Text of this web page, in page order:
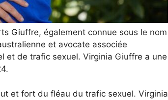
Giuffre, également connue sous le nom
et avocate associée
et de trafic sexuel. Virginia Giuffre a une
et fort du fléau du trafic sexuel. Virginia